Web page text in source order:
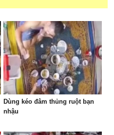
Dùng kéo đâm thủng ruột bạn
nhậu